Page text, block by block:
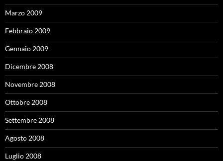
Marzo 2009
Febbraio 2009
Gennaio 2009
Dicembre 2008
Novembre 2008
Ottobre 2008
Settembre 2008
Agosto 2008
Luglio 2008